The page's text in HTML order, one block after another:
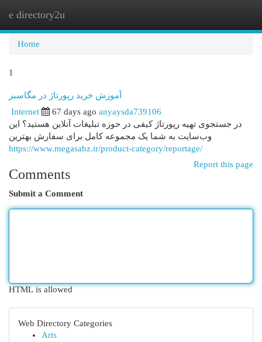
e directory2u
Home
1
آموزش خرید رپورتاژ در مگاسبز
Internet 67 days ago anyaysda739106
در جستجوی تهیه رپورتاژ کیفی در حوزه تبلیغات آنلاین هستید؟ این
وب‌سایت به شما یک مجموعه کامل برای سفارش بهترین
https://www.megasabz.ir/product-category/reportage/
Report this page
Comments
Submit a Comment
HTML is allowed
Web Directory Categories
Arts